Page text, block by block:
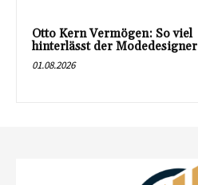
Otto Kern Vermögen: So viel
hinterlässt der Modedesigner
01.08.2026